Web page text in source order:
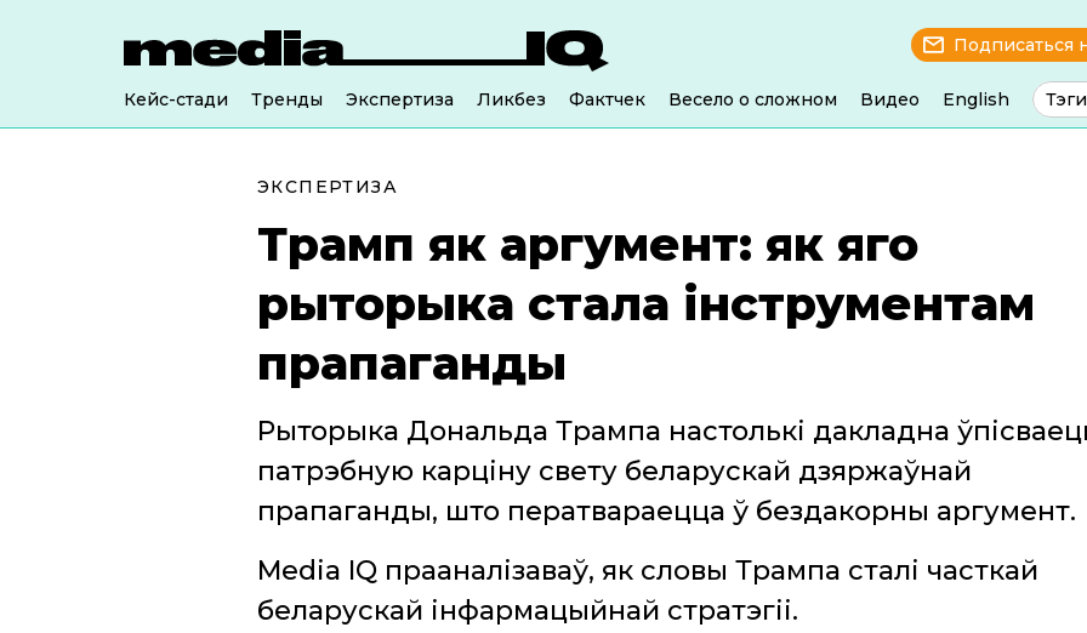
Подписаться
Кейс-стади Тренды Экспертиза Ликбез Фактчек Весело о сложном Видео English Тэги
ЭКСПЕРТИЗА
Трамп як аргумент: як яго
рыторыка стала інструментам
прапаганды
Рыторыка Дональда Трампа настолькі дакладна
патрэбную карціну свету беларускай дзяржаўнай
прапаганды, што ператвараецца ў бездакорны аргумент.
Media IQ прааналізаваў, як словы Трампа сталі часткай
беларускай інфармацыйнай стратэгіі.